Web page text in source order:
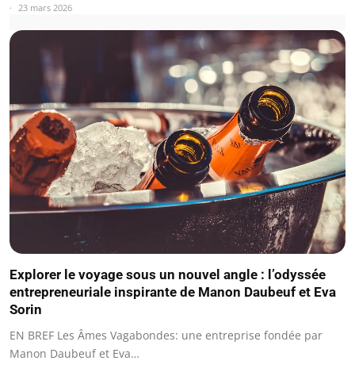
23 mars 2026
Explorer le voyage sous un nouvel angle : l’odyssée
entrepreneuriale inspirante de Manon Daubeuf et Eva
Sorin
EN BREF Les Âmes Vagabondes: une entreprise fondée par
Manon Daubeuf et Eva…